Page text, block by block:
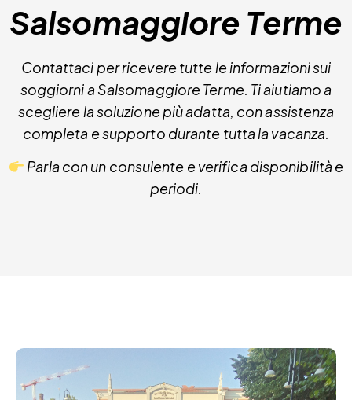
Salsomaggiore Terme
Contattaci per ricevere tutte le informazioni sui
soggiorni a Salsomaggiore Terme. Ti aiutiamo a
scegliere la soluzione più adatta, con assistenza
completa e supporto durante tutta la vacanza.
Parla con un consulente e verifica disponibilità e
periodi.